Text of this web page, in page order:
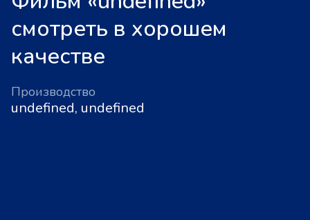
смотреть в хорошем
качестве
Производство
undefined, undefined